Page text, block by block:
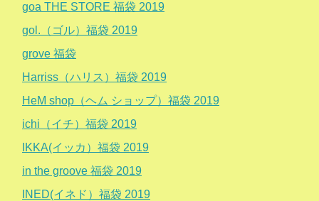
goa THE STORE 福袋 2019
gol.（ゴル）福袋 2019
grove 福袋
Harriss（ハリス）福袋 2019
HeM shop（ヘム ショップ）福袋 2019
ichi（イチ）福袋 2019
IKKA(イッカ）福袋 2019
in the groove 福袋 2019
INED(イネド）福袋 2019